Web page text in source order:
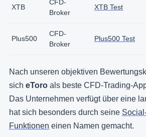
XTB
CFD-
Broker
XTB Test
Plus500
CFD-
Broker
Plus500 Test
Nach unseren objektiven
sich eToro als beste CFD-Trading-
Das Unternehmen verfügt über eine
hat sich besonders durch seine
Funktionen einen Namen gemacht.